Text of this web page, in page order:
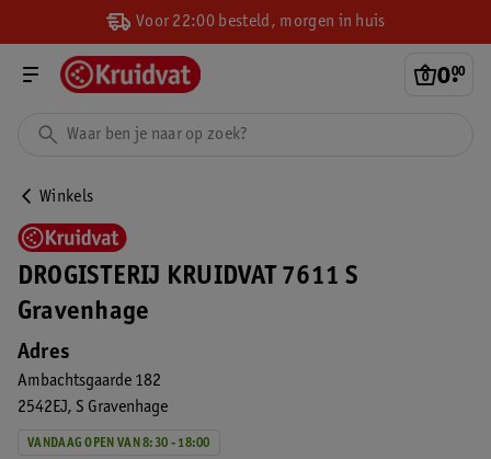
Voor 22:00 besteld, morgen in huis
0.
00
Winkels
DROGISTERIJ KRUIDVAT 7611 S
Gravenhage
Adres
Ambachtsgaarde 182
2542EJ S Gravenhage
VANDAAG OPEN VAN 8:30 - 18:00